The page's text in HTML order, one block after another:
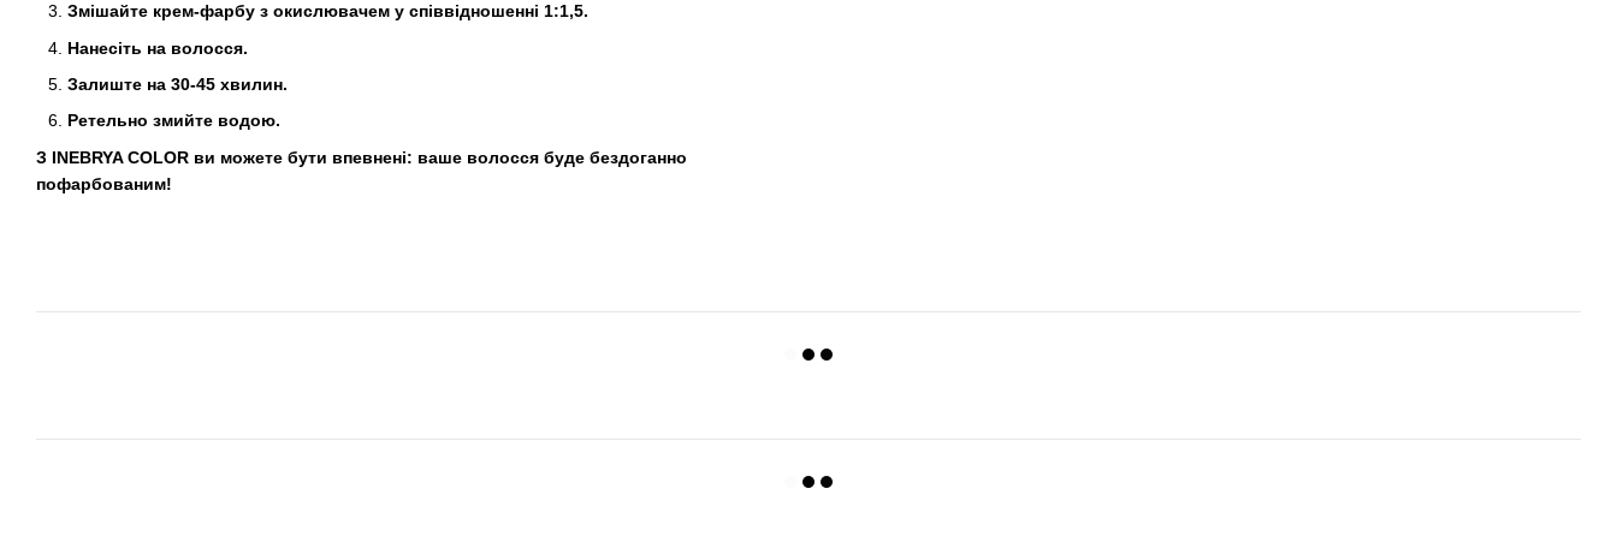
Змішайте крем-фарбу з окислювачем у співвідношенні 1:1,5.
Нанесіть на волосся.
Залиште на 30-45 хвилин.
Ретельно змийте водою.
З INEBRYA COLOR ви можете бути впевнені: ваше волосся буде бездоганно
пофарбованим!